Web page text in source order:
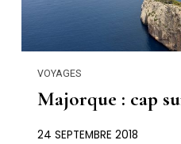
VOYAGES
Majorque : cap
24 SEPTEMBRE 2018